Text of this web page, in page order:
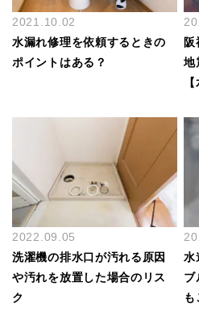
2021.10.02
水漏れ修理を依頼するときの
ポイントはある？
阪
地
2022.09.05
洗濯機の排水口が汚れる原因
や汚れを放置した場合のリス
ク
水
ブ